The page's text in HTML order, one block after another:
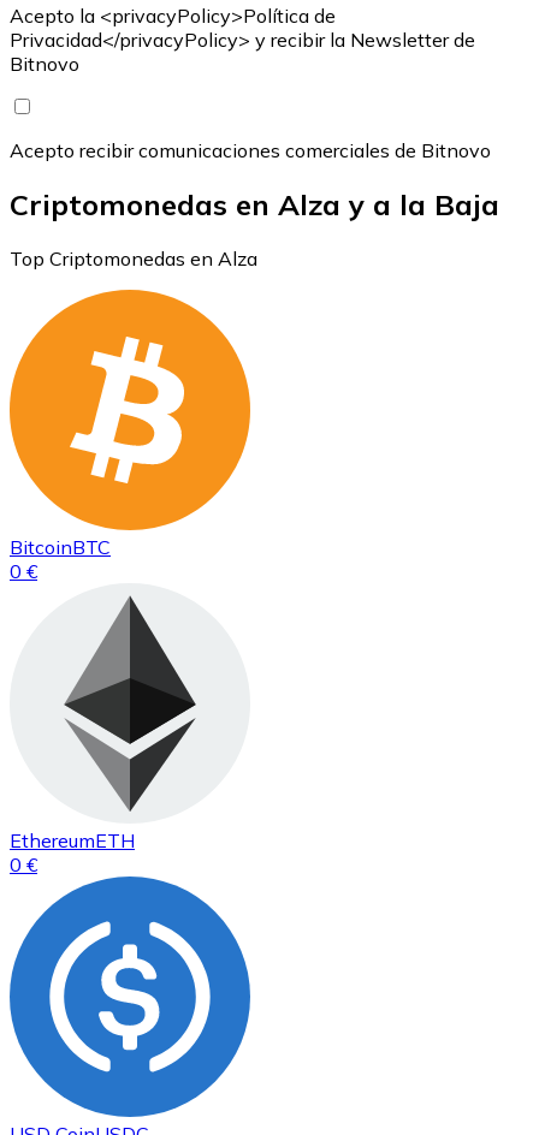
Acepto la <privacyPolicy>Política de
Privacidad</privacyPolicy> y recibir la Newsletter de
Bitnovo
Acepto recibir comunicaciones comerciales de Bitnovo
Criptomonedas en Alza y a la Baja
Top Criptomonedas en Alza
BitcoinBTC
0 €
EthereumETH
0 €